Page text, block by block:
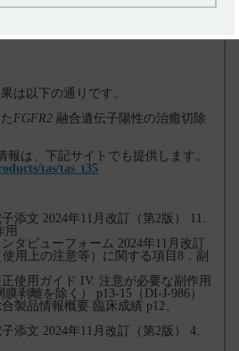
試験）の試験概要は以下の通りです。
は以下の通りです。
FGFR2 融合遺伝子陽性の治癒切除
報は、下記サイトでも提供します。
tas/tas_t35
添文 2024年11月改訂（第2版） 11.
用
タビューフォーム 2024年11月改訂
用上の注意等）に関する項目8．副
使用ガイド IV. 注意が必要な副作用
剥離を除く） p13-15（DI-J-986）
製品情報概要 臨床成績 p12、
添文 2024年11月改訂（第2版） 4.